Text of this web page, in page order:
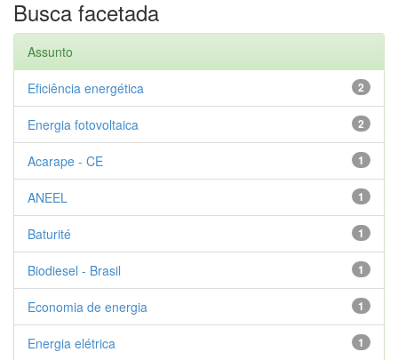
Busca facetada
Assunto
2
Eficiência energética
2
Energia fotovoltaica
1
Acarape - CE
1
ANEEL
1
Baturité
1
Biodiesel - Brasil
1
Economia de energia
1
Energia elétrica